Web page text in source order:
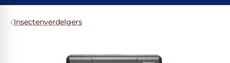
Insectenverdelgers